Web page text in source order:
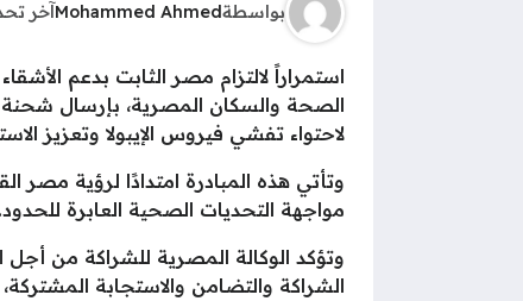
بواسطةMohammed Ahmedآخر
استمراراً لالتزام مصر الثابت بدعم
الصحة والسكان المصرية، بإرسال شحنة
لاحتواء تفشي فيروس الإيبولا وتعزيز
وتأتي هذه المبادرة امتدادًا لرؤية
مواجهة التحديات الصحية العابرة للحدود.
وتؤكد الوكالة المصرية للشراكة من
الشراكة والتضامن والاستجابة